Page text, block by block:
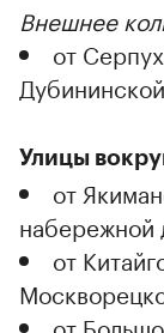
Внешнее
от
Улицы
от
набережной
от
от